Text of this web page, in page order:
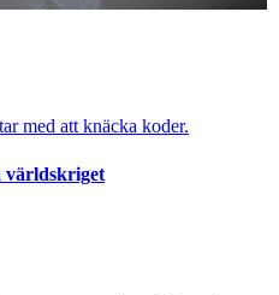
världskriget